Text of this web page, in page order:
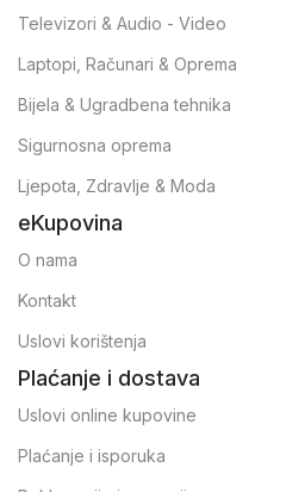
Televizori & Audio - Video
Laptopi, Računari & Oprema
Bijela & Ugradbena tehnika
Sigurnosna oprema
Ljepota, Zdravlje & Moda
eKupovina
O nama
Kontakt
Uslovi korištenja
Plaćanje i dostava
Uslovi online kupovine
Plaćanje i isporuka